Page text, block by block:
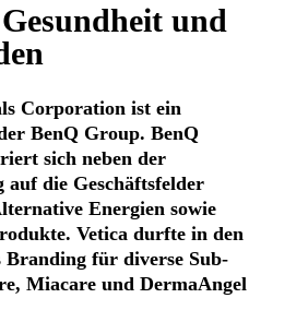
und
Corporation ist ein
BenQ Group. BenQ
sich neben der
die Geschäftsfelder
Energien sowie
Vetica durfte in den
Branding für diverse Sub-
Miacare und DermaAngel